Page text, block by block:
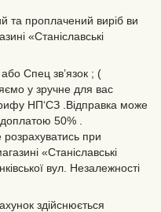
та проплачений виріб ви
«Станіславські
Спец зв’язок ; (
у зручне для вас
НП‘СЗ .Відправка може
50% .
при
«Станіславські
вул. Незалежності
здійснюється